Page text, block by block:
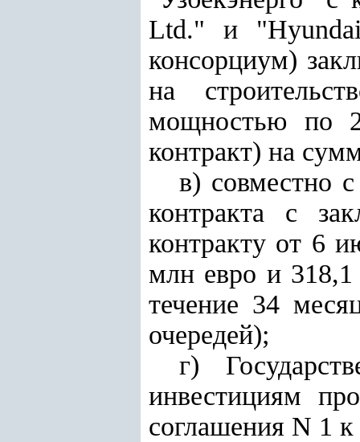
Ltd." и
консорциум)
на
мощностью по
контракт) на
в) совместно
контракта с
контракту от 6
млн евро и
течение 34
очередей);
г)
инвестициям
соглашения N 1